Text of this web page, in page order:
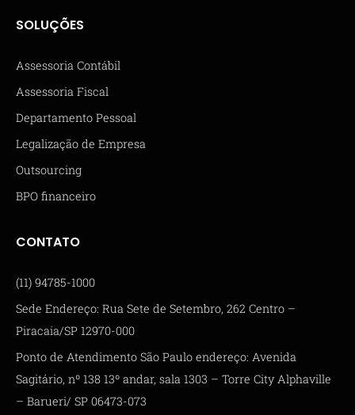
SOLUÇÕES
Assessoria Contábil
Assessoria Fiscal
Departamento Pessoal
Legalização de Empresa
Outsourcing
BPO financeiro
CONTATO
(11) 94785-1000
Sede Endereço: Rua Sete de Setembro, 262 Centro –
Piracaia/SP 12970-000
Ponto de Atendimento São Paulo endereço: Avenida
Sagitário, nº 138 13º andar, sala 1303 – Torre City Alphaville
– Barueri/ SP 06473-073